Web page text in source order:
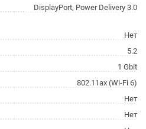
DisplayPort, Power Delivery 3.0
Нет
5.2
1 Gbit
802.11ax (Wi-Fi 6)
Нет
Нет